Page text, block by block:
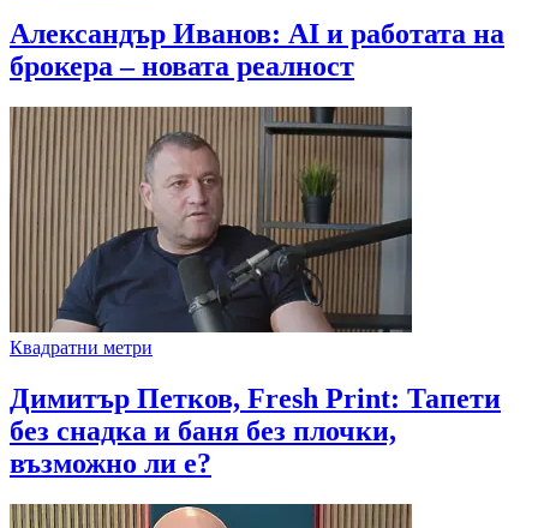
Александър Иванов: AI и работата на
брокера – новата реалност
Квадратни метри
Димитър Петков, Fresh Print: Тапети
без снадка и баня без плочки,
възможно ли е?